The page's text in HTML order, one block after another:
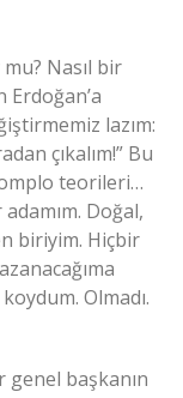
Nasıl bir
lazım:
çıkalım!” Bu
teorileri…
Doğal,
biriyim. Hiçbir
Olmadı.
genel başkanın